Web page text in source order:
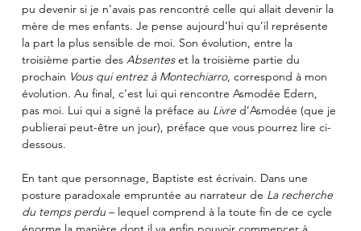
pu devenir si je n’avais pas rencontré celle qui allait devenir la
mère de mes enfants. Je pense aujourd’hui qu’il représente
la part la plus sensible de moi. Son évolution, entre la
troisième partie des Absentes et la troisième partie du
prochain Vous qui entrez à Montechiarro, correspond à mon
évolution. Au final, c’est lui qui rencontre Asmodée Edern,
pas moi. Lui qui a signé la préface au Livre d’Asmodée (que je
publierai peut-être un jour), préface que vous pourrez lire ci-
dessous.
En tant que personnage, Baptiste est écrivain. Dans une
posture paradoxale empruntée au narrateur de La recherche
du temps perdu – lequel comprend à la toute fin de ce cycle